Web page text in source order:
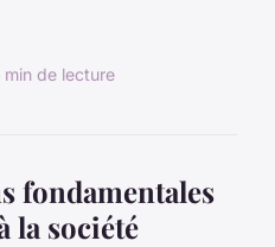
min de lecture
fondamentales
la société